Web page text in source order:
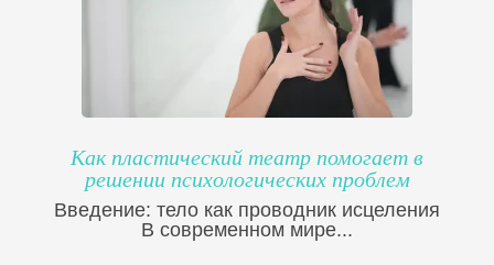
Как пластический театр помогает в
решении психологических проблем
Введение: тело как проводник исцеления
В современном мире...